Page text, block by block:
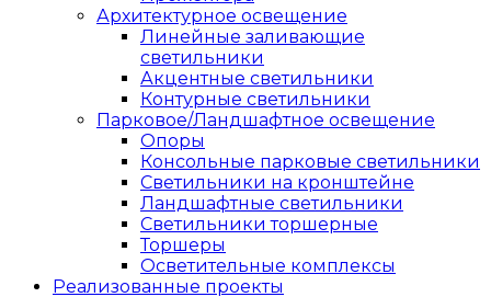
Архитектурное освещение
Линейные заливающие
светильники
Акцентные светильники
Контурные светильники
Парковое/Ландшафтное освещение
Опоры
Консольные парковые светильники
Светильники на кронштейне
Ландшафтные светильники
Светильники торшерные
Торшеры
Осветительные комплексы
Реализованные проекты